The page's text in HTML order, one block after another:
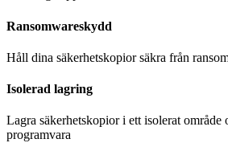
Ransomwareskydd
Håll dina säkerhetskopior säkra från
Isolerad lagring
Lagra säkerhetskopior i ett isolerat
programvara